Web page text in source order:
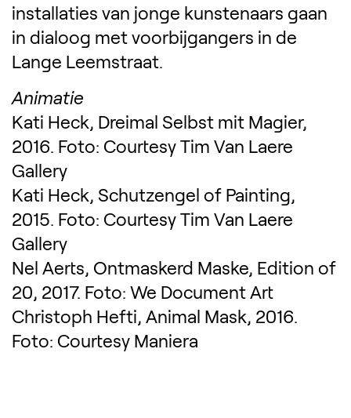
installaties van jonge kunstenaars gaan
in dialoog met voorbijgangers in de
Lange Leemstraat.
Animatie
Kati Heck, Dreimal Selbst mit Magier,
2016. Foto: Courtesy Tim Van Laere
Gallery
Kati Heck, Schutzengel of Painting,
2015. Foto: Courtesy Tim Van Laere
Gallery
Nel Aerts, Ontmaskerd Maske, Edition of
20, 2017. Foto: We Document Art
Christoph Hefti, Animal Mask, 2016.
Foto: Courtesy Maniera